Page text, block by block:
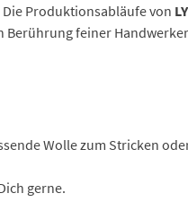
Produktionsabläufe von
feiner
Wolle zum Stricken
gerne.